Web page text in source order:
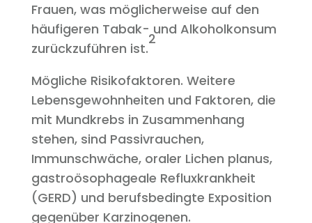
Frauen, was möglicherweise auf den
häufigeren Tabak- und Alkoholkonsum
zurückzuführen ist.
2
Mögliche Risikofaktoren. Weitere
Lebensgewohnheiten und Faktoren, die
mit Mundkrebs in Zusammenhang
stehen, sind Passivrauchen,
Immunschwäche, oraler Lichen planus,
gastroösophageale Refluxkrankheit
(GERD) und berufsbedingte Exposition
gegenüber Karzinogenen.